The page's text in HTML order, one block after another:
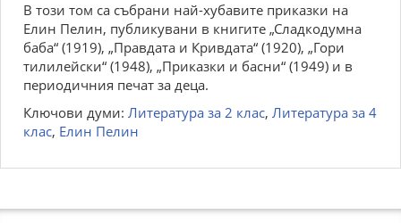
В този том са събрани най-хубавите приказки на
Елин Пелин, публикувани в книгите „Сладкодумна
баба“ (1919), „Правдата и Кривдата“ (1920), „Гори
тилилейски“ (1948), „Приказки и басни“ (1949) и в
периодичния печат за деца.
Ключови думи: Литература за 2 клас, Литература за 4
клас, Елин Пелин